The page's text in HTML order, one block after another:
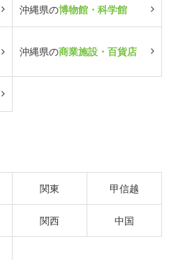
沖縄県の博物館・科学館
沖縄県の商業施設・百貨店
関東 甲信越
関西 中国